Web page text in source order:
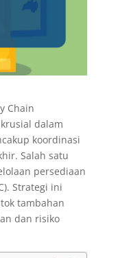
Chain
dalam
koordinasi
Salah satu
persediaan
Strategi ini
tambahan
dan risiko